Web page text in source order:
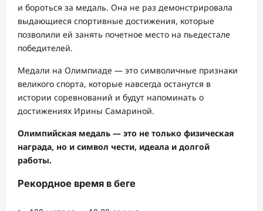
и бороться за медаль. Она не раз демонстрировала
выдающиеся спортивные достижения, которые
позволили ей занять почетное место на пьедестале
победителей.
Медали на Олимпиаде — это символичные признаки
великого спорта, которые навсегда останутся в
истории соревнований и будут напоминать о
достижениях Ирины Самариной.
Олимпийская медаль — это не только физическая
награда, но и символ чести, идеала и долгой
работы.
Рекордное время в беге